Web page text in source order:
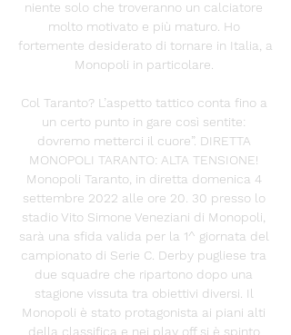
niente solo che troveranno un calciatore
molto motivato e più maturo. Ho
fortemente desiderato di tornare in Italia, a
Monopoli in particolare.
Col Taranto? L’aspetto tattico conta fino a
un certo punto in gare così sentite:
dovremo metterci il cuore”. DIRETTA
MONOPOLI TARANTO: ALTA TENSIONE!
Monopoli Taranto, in diretta domenica 4
settembre 2022 alle ore 20. 30 presso lo
stadio Vito Simone Veneziani di Monopoli,
sarà una sfida valida per la 1^ giornata del
campionato di Serie C. Derby pugliese tra
due squadre che ripartono dopo una
stagione vissuta tra obiettivi diversi. Il
Monopoli è stato protagonista ai piani alti
della classifica e nei play off si è spinto